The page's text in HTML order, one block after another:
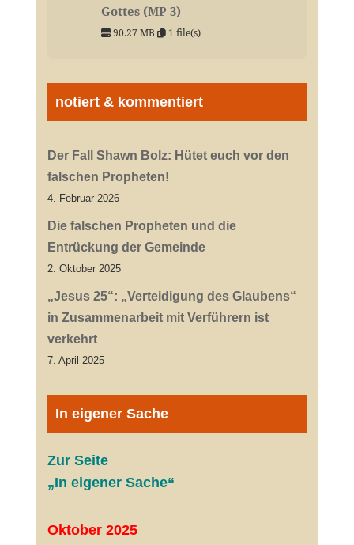
Gottes (MP 3)
90.27 MB 1 file(s)
notiert & kommentiert
Der Fall Shawn Bolz: Hütet euch vor den
falschen Propheten!
4. Februar 2026
Die falschen Propheten und die
Entrückung der Gemeinde
2. Oktober 2025
„Jesus 25“: „Verteidigung des Glaubens“
in Zusammenarbeit mit Verführern ist
verkehrt
7. April 2025
In eigener Sache
Zur Seite
„In eigener Sache“
Oktober 2025